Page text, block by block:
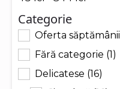
Categorie
Categorie
Oferta săptămânii
Fără categorie (1)
Delicatese (16)